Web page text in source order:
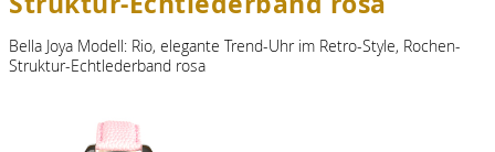
Bella Joya Modell: Rio, elegante Trend-Uhr im Retro-Style, Rochen-
Struktur-Echtlederband rosa